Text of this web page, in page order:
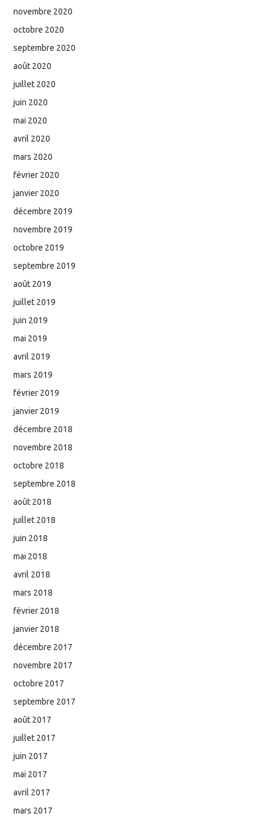
novembre 2020
octobre 2020
septembre 2020
août 2020
juillet 2020
juin 2020
mai 2020
avril 2020
mars 2020
février 2020
janvier 2020
décembre 2019
novembre 2019
octobre 2019
septembre 2019
août 2019
juillet 2019
juin 2019
mai 2019
avril 2019
mars 2019
février 2019
janvier 2019
décembre 2018
novembre 2018
octobre 2018
septembre 2018
août 2018
juillet 2018
juin 2018
mai 2018
avril 2018
mars 2018
février 2018
janvier 2018
décembre 2017
novembre 2017
octobre 2017
septembre 2017
août 2017
juillet 2017
juin 2017
mai 2017
avril 2017
mars 2017